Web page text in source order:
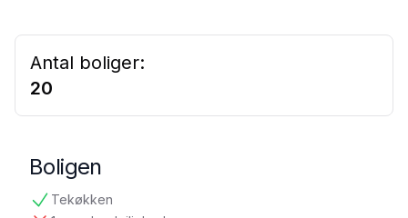
Antal boliger:
20
Boligen
Tekøkken
tilgængelig